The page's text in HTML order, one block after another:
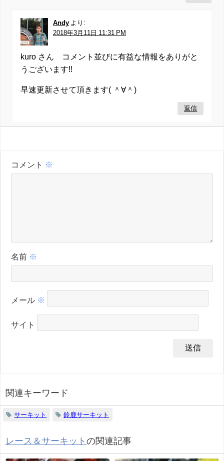
Andy より:
2018年3月11日 11:31 PM
kuro さん コメント並びに有益な情報をありがと
うございます!!
早速更新させて頂きます( ＾∀＾)
返信
コメント ※
名前 ※
メール ※
サイト
関連キーワード
サーキット 鈴鹿サーキット
レース＆サーキット の関連記事